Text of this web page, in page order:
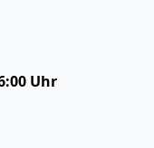
Uhr